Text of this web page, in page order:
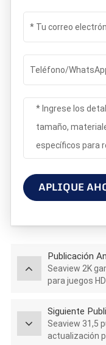
APLIQUE
Publicación
Seaview 2K
para juegos
Siguiente
Seaview 31,5
actualización